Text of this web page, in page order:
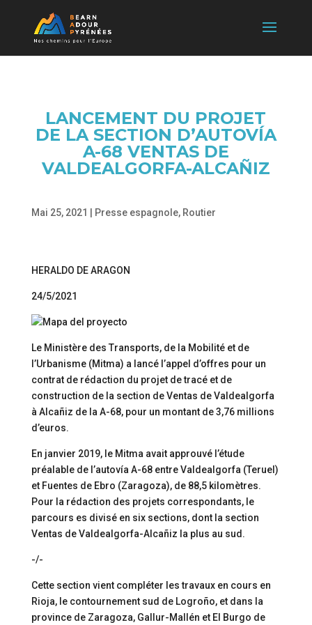
LANCEMENT DU PROJET
DE LA SECTION D’AUTOVÍA
A-68 VENTAS DE
VALDEALGORFA-ALCAÑIZ
Mai 25, 2021 Presse espagnole, Routier
HERALDO DE ARAGON
24/5/2021
Le Ministère des Transports, de la Mobilité et de
l’Urbanisme (Mitma) a lancé l’appel d’offres pour un
contrat de rédaction du projet de tracé et de
construction de la section de Ventas de Valdealgorfa
à Alcañiz de la A-68, pour un montant de 3,76 millions
d’euros.
En janvier 2019, le Mitma avait approuvé l’étude
préalable de l’autovía A-68 entre Valdealgorfa (Teruel)
et Fuentes de Ebro (Zaragoza), de 88,5 kilomètres.
Pour la rédaction des projets correspondants, le
parcours es divisé en six sections, dont la section
Ventas de Valdealgorfa-Alcañiz la plus au sud.
-/-
Cette section vient compléter les travaux en cours en
Rioja, le contournement sud de Logroño, et dans la
province de Zaragoza, Gallur-Mallén et El Burgo de